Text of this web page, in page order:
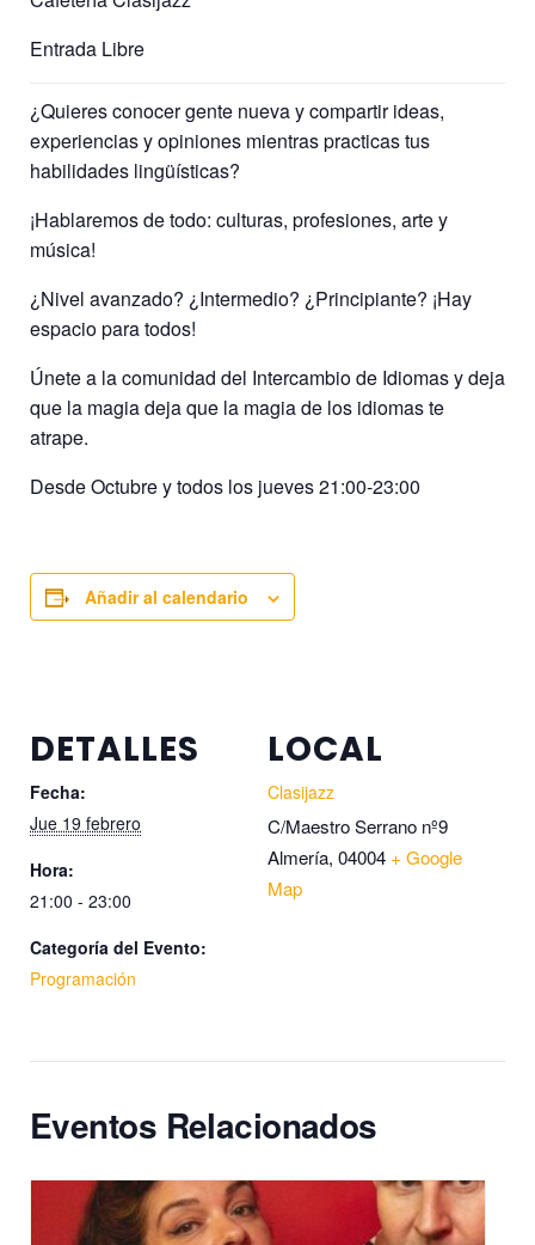
Entrada Libre
¿Quieres conocer gente nueva y compartir ideas,
experiencias y opiniones mientras practicas tus
habilidades lingüísticas?
¡Hablaremos de todo: culturas, profesiones, arte y
música!
¿Nivel avanzado? ¿Intermedio? ¿Principiante? ¡Hay
espacio para todos!
Únete a la comunidad del Intercambio de Idiomas y deja
que la magia deja que la magia de los idiomas te
atrape.
Desde Octubre y todos los jueves 21:00-23:00
Añadir al calendario
DETALLES
Fecha:
Jue 19 febrero
Hora:
21:00 - 23:00
Categoría del Evento:
Programación
LOCAL
Clasijazz
C/Maestro Serrano nº9
Almería, 04004 + Google
Map
Eventos Relacionados